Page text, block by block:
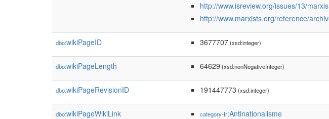
http://www.isreview.org/issues/13/
http://www.marxists.org/reference/
dbo:wikiPageID 3677707(xsd:integer)
dbo:wikiPageLength 64629 (xsd:nonNegativeInteger)
dbo:wikiPageRevisionID 191447773 (xsd:integer)
dbo:wikiPageWikiLink category-fr:Antinationalisme